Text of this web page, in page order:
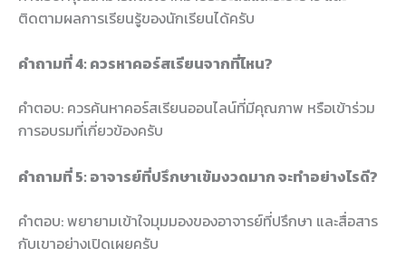
ติดตามผลการเรียนรู้ของนักเรียนได้ครับ
คำถามที่ 4: ควรหาคอร์สเรียนจากที่ไหน?
คำตอบ: ควรค้นหาคอร์สเรียนออนไลน์ที่มีคุณภาพ หรือเข้าร่วม
การอบรมที่เกี่ยวข้องครับ
คำถามที่ 5: อาจารย์ที่ปรึกษาเข้มงวดมาก จะทำอย่างไรดี?
คำตอบ: พยายามเข้าใจมุมมองของอาจารย์ที่ปรึกษา และสื่อสาร
กับเขาอย่างเปิดเผยครับ